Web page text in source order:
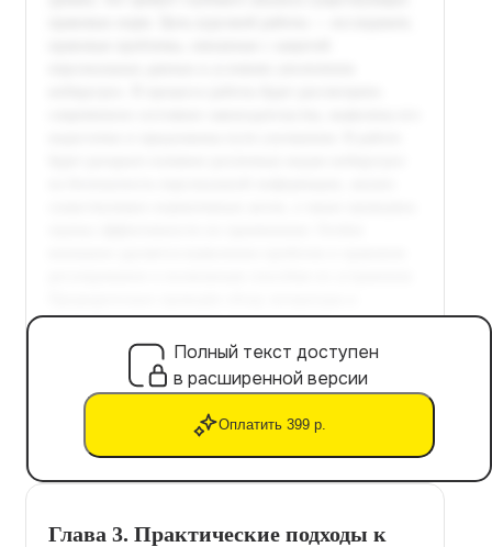
Полный текст доступен
в расширенной версии
Оплатить 399 р.
Глава 3. Практические подходы к